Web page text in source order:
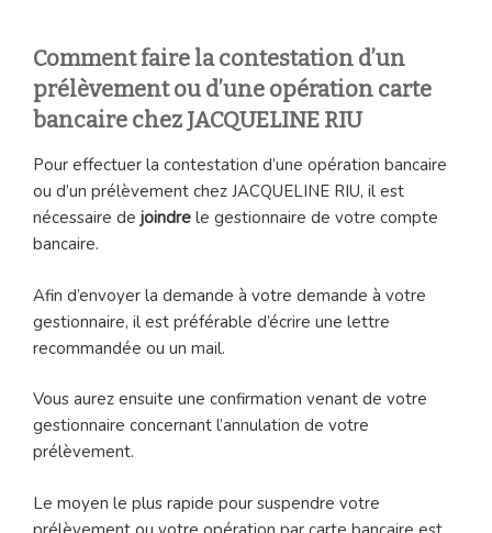
Comment faire la contestation d’un
prélèvement ou d’une opération carte
bancaire chez JACQUELINE RIU
Pour effectuer la contestation d’une opération bancaire
ou d’un prélèvement chez JACQUELINE RIU, il est
nécessaire de joindre le gestionnaire de votre compte
bancaire.
Afin d’envoyer la demande à votre demande à votre
gestionnaire, il est préférable d’écrire une lettre
recommandée ou un mail.
Vous aurez ensuite une confirmation venant de votre
gestionnaire concernant l’annulation de votre
prélèvement.
Le moyen le plus rapide pour suspendre votre